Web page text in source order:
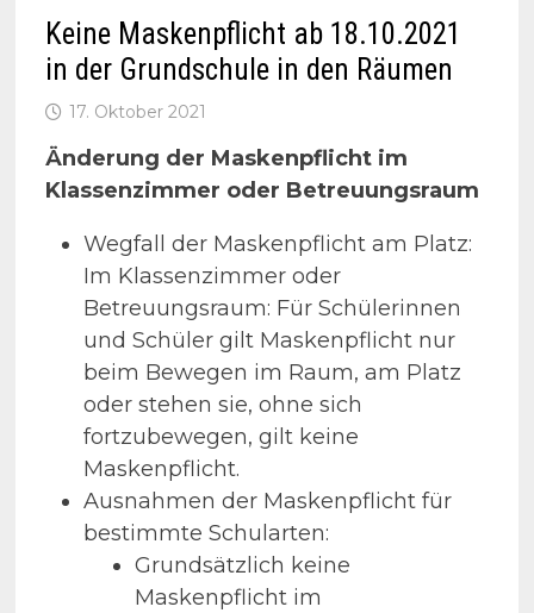
Keine Maskenpflicht ab 18.10.2021
in der Grundschule in den Räumen
17. Oktober 2021
Änderung der Maskenpflicht im
Klassenzimmer oder Betreuungsraum
Wegfall der Maskenpflicht am Platz:
Im Klassenzimmer oder
Betreuungsraum: Für Schülerinnen
und Schüler gilt Maskenpflicht nur
beim Bewegen im Raum, am Platz
oder stehen sie, ohne sich
fortzubewegen, gilt keine
Maskenpflicht.
Ausnahmen der Maskenpflicht für
bestimmte Schularten:
Grundsätzlich keine
Maskenpflicht im